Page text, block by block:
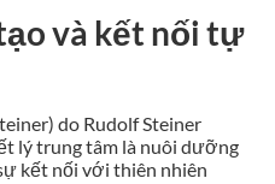
và kết nối tự
do Rudolf Steiner
lý trung tâm là nuôi dưỡng
kết nối với thiên nhiên